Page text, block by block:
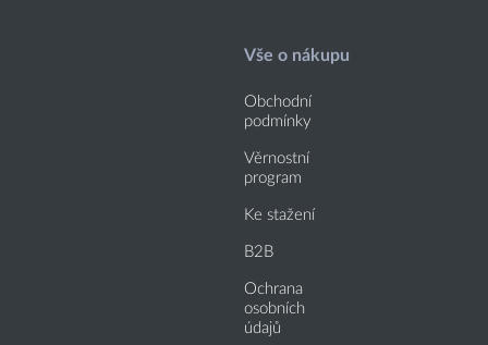
Vše o nákupu
Obchodní
podmínky
Věrnostní
program
Ke stažení
B2B
Ochrana
osobních
údajů